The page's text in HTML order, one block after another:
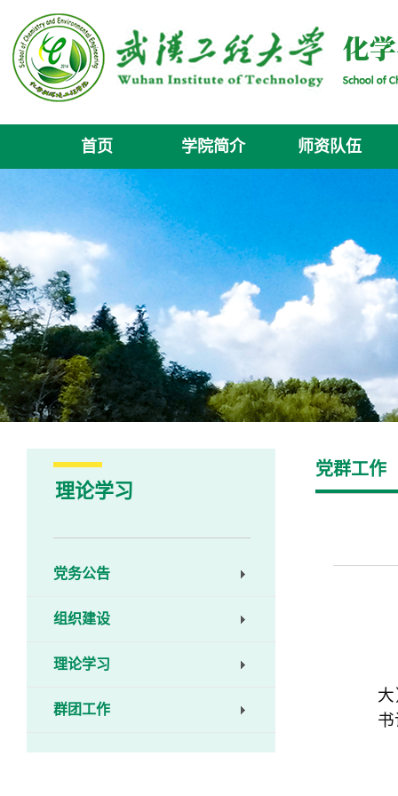
首页 学院简介 师资队伍
理论学习
党务公告
组织建设
理论学习
群团工作
党群工作